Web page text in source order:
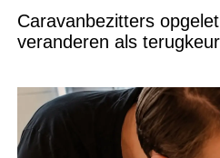
Caravanbezitters
veranderen als